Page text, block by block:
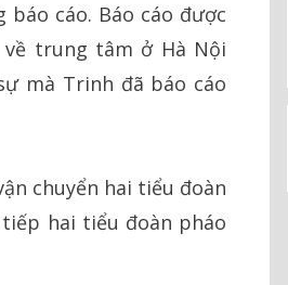
cáo. Báo cáo được
trung tâm ở Hà Nội
mà Trinh đã báo cáo
chuyển hai tiểu đoàn
hai tiểu đoàn pháo